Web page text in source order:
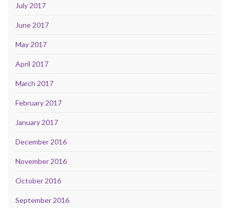
July 2017
June 2017
May 2017
April 2017
March 2017
February 2017
January 2017
December 2016
November 2016
October 2016
September 2016